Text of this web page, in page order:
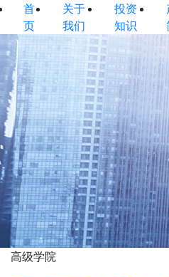
首
页
关于
我们
投资
知识
高级学院